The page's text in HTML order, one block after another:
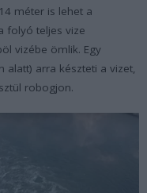
méter is lehet a
folyó teljes vize
vizébe ömlik. Egy
alatt) arra készteti a vizet,
robogjon.